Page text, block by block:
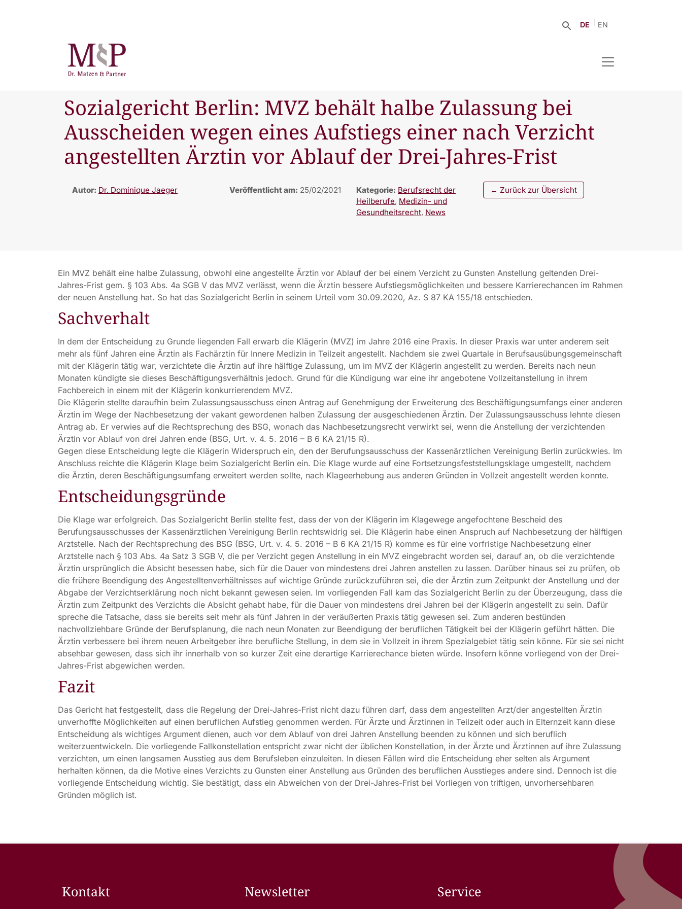
DE EN
Sozialgericht Berlin: MVZ behält halbe Zulassung bei
Ausscheiden wegen eines Aufstiegs einer nach Verzicht
angestellten Ärztin vor Ablauf der Drei-Jahres-Frist
Autor: Dr. Dominique Jaeger Veröffentlicht am: 25/02/2021 Kategorie: Berufsrecht der
Heilberufe, Medizin- und
Gesundheitsrecht, News
← Zurück zur Übersicht
Ein MVZ behält eine halbe Zulassung, obwohl eine angestellte Ärztin vor Ablauf der bei einem Verzicht zu Gunsten Anstellung geltenden Drei-
Jahres-Frist gem. § 103 Abs. 4a SGB V das MVZ verlässt, wenn die Ärztin bessere Aufstiegsmöglichkeiten und bessere Karrierechancen im Rahmen
der neuen Anstellung hat. So hat das Sozialgericht Berlin in seinem Urteil vom 30.09.2020, Az. S 87 KA 155/18 entschieden.
Sachverhalt
In dem der Entscheidung zu Grunde liegenden Fall erwarb die Klägerin (MVZ) im Jahre 2016 eine Praxis. In dieser Praxis war unter anderem seit
mehr als fünf Jahren eine Ärztin als Fachärztin für Innere Medizin in Teilzeit angestellt. Nachdem sie zwei Quartale in Berufsausübungsgemeinschaft
mit der Klägerin tätig war, verzichtete die Ärztin auf ihre hälftige Zulassung, um im MVZ der Klägerin angestellt zu werden. Bereits nach neun
Monaten kündigte sie dieses Beschäftigungsverhältnis jedoch. Grund für die Kündigung war eine ihr angebotene Vollzeitanstellung in ihrem
Fachbereich in einem mit der Klägerin konkurrierendem MVZ.
Die Klägerin stellte daraufhin beim Zulassungsausschuss einen Antrag auf Genehmigung der Erweiterung des Beschäftigungsumfangs einer anderen
Ärztin im Wege der Nachbesetzung der vakant gewordenen halben Zulassung der ausgeschiedenen Ärztin. Der Zulassungsausschuss lehnte diesen
Antrag ab. Er verwies auf die Rechtsprechung des BSG, wonach das Nachbesetzungsrecht verwirkt sei, wenn die Anstellung der verzichtenden
Ärztin vor Ablauf von drei Jahren ende (BSG, Urt. v. 4. 5. 2016 – B 6 KA 21/15 R).
Gegen diese Entscheidung legte die Klägerin Widerspruch ein, den der Berufungsausschuss der Kassenärztlichen Vereinigung Berlin zurückwies. Im
Anschluss reichte die Klägerin Klage beim Sozialgericht Berlin ein. Die Klage wurde auf eine Fortsetzungsfeststellungsklage umgestellt, nachdem
die Ärztin, deren Beschäftigungsumfang erweitert werden sollte, nach Klageerhebung aus anderen Gründen in Vollzeit angestellt werden konnte.
Entscheidungsgründe
Die Klage war erfolgreich. Das Sozialgericht Berlin stellte fest, dass der von der Klägerin im Klagewege angefochtene Bescheid des
Berufungsausschusses der Kassenärztlichen Vereinigung Berlin rechtswidrig sei. Die Klägerin habe einen Anspruch auf Nachbesetzung der hälftigen
Arztstelle. Nach der Rechtsprechung des BSG (BSG, Urt. v. 4. 5. 2016 – B 6 KA 21/15 R) komme es für eine vorfristige Nachbesetzung einer
Arztstelle nach § 103 Abs. 4a Satz 3 SGB V, die per Verzicht gegen Anstellung in ein MVZ eingebracht worden sei, darauf an, ob die verzichtende
Ärztin ursprünglich die Absicht besessen habe, sich für die Dauer von mindestens drei Jahren anstellen zu lassen. Darüber hinaus sei zu prüfen, ob
die frühere Beendigung des Angestelltenverhältnisses auf wichtige Gründe zurückzuführen sei, die der Ärztin zum Zeitpunkt der Anstellung und der
Abgabe der Verzichtserklärung noch nicht bekannt gewesen seien. Im vorliegenden Fall kam das Sozialgericht Berlin zu der Überzeugung, dass die
Ärztin zum Zeitpunkt des Verzichts die Absicht gehabt habe, für die Dauer von mindestens drei Jahren bei der Klägerin angestellt zu sein. Dafür
spreche die Tatsache, dass sie bereits seit mehr als fünf Jahren in der veräußerten Praxis tätig gewesen sei. Zum anderen bestünden
nachvollziehbare Gründe der Berufsplanung, die nach neun Monaten zur Beendigung der beruflichen Tätigkeit bei der Klägerin geführt hätten. Die
Ärztin verbessere bei ihrem neuen Arbeitgeber ihre berufliche Stellung, in dem sie in Vollzeit in ihrem Spezialgebiet tätig sein könne. Für sie sei nicht
absehbar gewesen, dass sich ihr innerhalb von so kurzer Zeit eine derartige Karrierechance bieten würde. Insofern könne vorliegend von der Drei-
Jahres-Frist abgewichen werden.
Fazit
Das Gericht hat festgestellt, dass die Regelung der Drei-Jahres-Frist nicht dazu führen darf, dass dem angestellten Arzt/der angestellten Ärztin
unverhoffte Möglichkeiten auf einen beruflichen Aufstieg genommen werden. Für Ärzte und Ärztinnen in Teilzeit oder auch in Elternzeit kann diese
Entscheidung als wichtiges Argument dienen, auch vor dem Ablauf von drei Jahren Anstellung beenden zu können und sich beruflich
weiterzuentwickeln. Die vorliegende Fallkonstellation entspricht zwar nicht der üblichen Konstellation, in der Ärzte und Ärztinnen auf ihre Zulassung
verzichten, um einen langsamen Ausstieg aus dem Berufsleben einzuleiten. In diesen Fällen wird die Entscheidung eher selten als Argument
herhalten können, da die Motive eines Verzichts zu Gunsten einer Anstellung aus Gründen des beruflichen Ausstieges andere sind. Dennoch ist die
vorliegende Entscheidung wichtig. Sie bestätigt, dass ein Abweichen von der Drei-Jahres-Frist bei Vorliegen von triftigen, unvorhersehbaren
Gründen möglich ist.
Kontakt Newsletter Service